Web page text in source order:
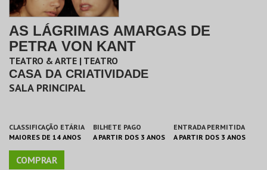
AS LÁGRIMAS AMARGAS DE
PETRA VON KANT
TEATRO & ARTE | TEATRO
CASA DA CRIATIVIDADE
SALA PRINCIPAL
CLASSIFICAÇÃO ETÁRIA
MAIORES DE 14 ANOS
BILHETE PAGO
A PARTIR DOS 3 ANOS
ENTRADA PERMITIDA
A PARTIR DOS 3 ANOS
COMPRAR